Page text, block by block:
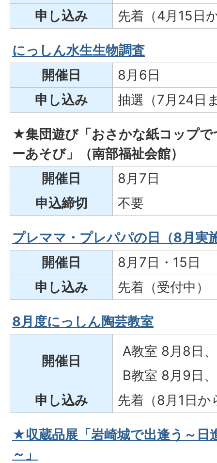
申し込み
先着（4月15日
にっしん水生生物調査
開催日
8月6日
申し込み
抽選（7月24日
★集団遊び「おさかな紙コップ
ーあそび」
（南部福祉会館）
開催日
8月7日
申込締切
不要
プレママ・プレパパの日（8月実
開催日
8月7日・15日
申し込み
先着（受付中）
8月度にっしん陶芸教室
開催日
A教室 8月8日
B教室 8月9日
申し込み
先着（8月1日か
★収蔵品展「岩崎城で出逢う～日
～」